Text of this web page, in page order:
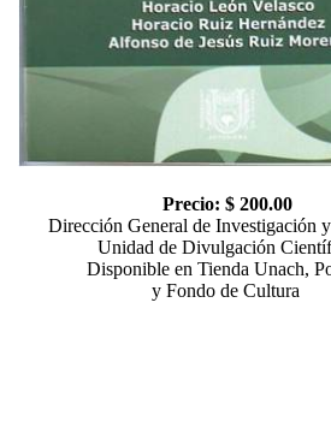
Precio: $ 200.00
Dirección General de Investigación
Unidad de Divulgación
Disponible en Tienda Unach,
y Fondo de Cultura